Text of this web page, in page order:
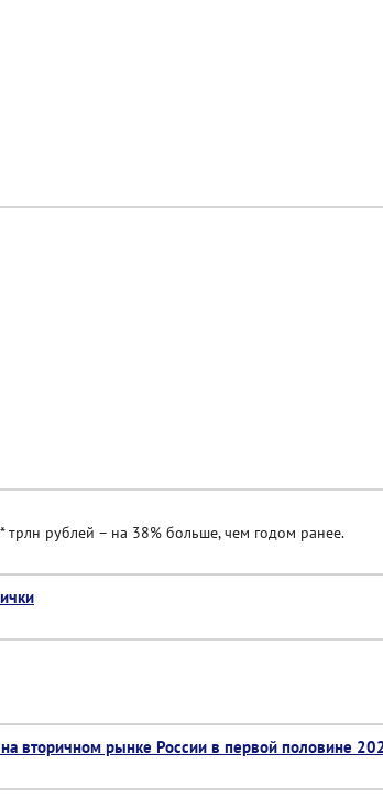
трлн рублей – на 38% больше, чем годом ранее.
вторичном рынке России в первой половине